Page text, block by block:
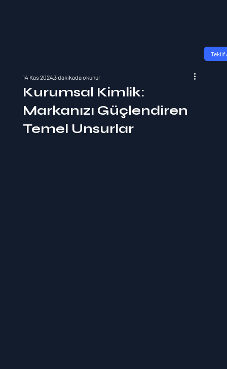
Teklif
Kurumsal Kimlik:
Markanızı Güçlendiren
Temel Unsurlar
14 Kas 20243 dakikada okunur